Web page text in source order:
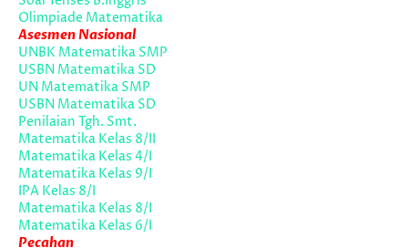
Olimpiade Matematika
Asesmen Nasional
UNBK Matematika SMP
USBN Matematika SD
UN Matematika SMP
USBN Matematika SD
Penilaian Tgh. Smt.
Matematika Kelas 8/II
Matematika Kelas 4/I
Matematika Kelas 9/I
IPA Kelas 8/I
Matematika Kelas 8/I
Matematika Kelas 6/I
Pecahan